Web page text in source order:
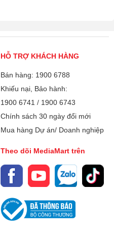
HỖ TRỢ KHÁCH HÀNG
Bán hàng: 1900 6788
Khiếu nại, Bảo hành:
1900 6741 / 1900 6743
Chính sách 30 ngày đổi mới
Mua hàng Dự án/ Doanh nghiệp
Theo dõi MediaMart trên